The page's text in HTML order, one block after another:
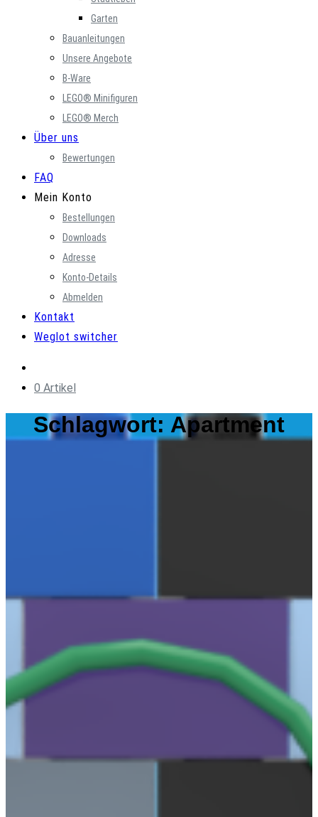
Garten
Bauanleitungen
Unsere Angebote
B-Ware
LEGO® Minifiguren
LEGO® Merch
Über uns
Bewertungen
FAQ
Mein Konto
Bestellungen
Downloads
Adresse
Konto-Details
Abmelden
Kontakt
Weglot switcher
0 Artikel
Schlagwort: Apartment